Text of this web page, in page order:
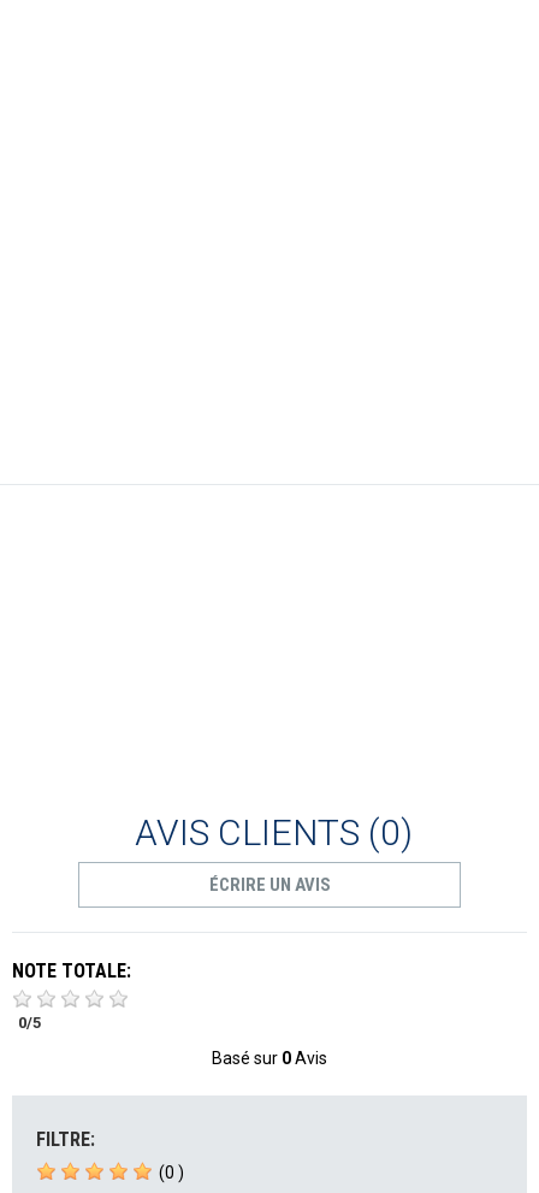
AVIS CLIENTS (0)
ÉCRIRE UN AVIS
NOTE TOTALE:
0/5
Basé sur 0Avis
FILTRE:
(0 )